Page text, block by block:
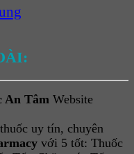
An Tâm Website
uy tín, chuyên
với 5 tốt: Thuốc